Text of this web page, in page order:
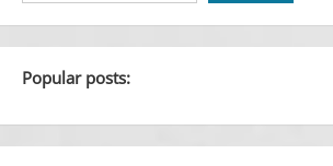
Popular posts: